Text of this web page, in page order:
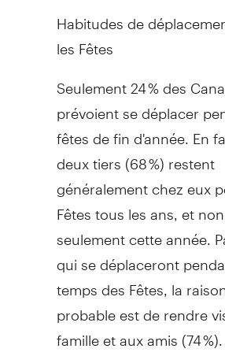
Habitudes de
les Fêtes
Seulement 24 % des
prévoient se déplacer
fêtes de fin d'année. En
deux tiers (68 %) restent
généralement chez eux
Fêtes tous les ans, et
seulement cette année.
qui se déplaceront
temps des Fêtes, la
probable est de rendre
famille et aux amis (74 %).